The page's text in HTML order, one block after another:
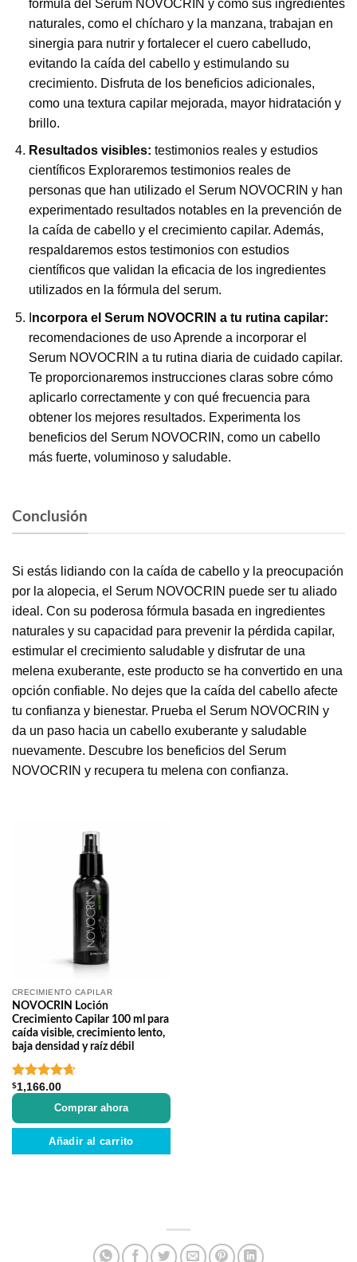
fórmula del Serum NOVOCRIN y cómo sus ingredientes
naturales, como el chícharo y la manzana, trabajan en
sinergia para nutrir y fortalecer el cuero cabelludo,
evitando la caída del cabello y estimulando su
crecimiento. Disfruta de los beneficios adicionales,
como una textura capilar mejorada, mayor hidratación y
brillo.
Resultados visibles: testimonios reales y estudios
científicos Exploraremos testimonios reales de
personas que han utilizado el Serum NOVOCRIN y han
experimentado resultados notables en la prevención de
la caída de cabello y el crecimiento capilar. Además,
respaldaremos estos testimonios con estudios
científicos que validan la eficacia de los ingredientes
utilizados en la fórmula del serum.
ncorpora el Serum NOVOCRIN a tu rutina capilar:
recomendaciones de uso Aprende a incorporar el
Serum NOVOCRIN a tu rutina diaria de cuidado capilar.
Te proporcionaremos instrucciones claras sobre cómo
aplicarlo correctamente y con qué frecuencia para
obtener los mejores resultados. Experimenta los
beneficios del Serum NOVOCRIN, como un cabello
más fuerte, voluminoso y saludable.
Conclusión
Si estás lidiando con la caída de cabello y la preocupación
por la alopecia, el Serum NOVOCRIN puede ser tu aliado
ideal. Con su poderosa fórmula basada en ingredientes
naturales y su capacidad para prevenir la pérdida capilar,
estimular el crecimiento saludable y disfrutar de una
melena exuberante, este producto se ha convertido en una
opción confiable. No dejes que la caída del cabello afecte
tu confianza y bienestar. Prueba el Serum NOVOCRIN y
da un paso hacia un cabello exuberante y saludable
nuevamente. Descubre los beneficios del Serum
NOVOCRIN y recupera tu melena con confianza.
CRECIMIENTO CAPILAR
NOVOCRIN Loción
Crecimiento Capilar 100 ml para
caída visible, crecimiento lento,
baja densidad y raíz débil
Valorado
en
de
$1,166.00
Comprar ahora
Añadir al carrito